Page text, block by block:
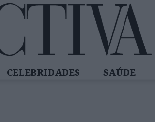
CELEBRIDADES SAÚDE